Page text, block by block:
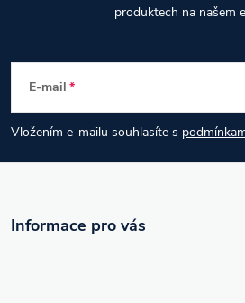
p
a
t
produktech na našem
E-mail
Vložením e-mailu souhlasíte s
Informace pro vás